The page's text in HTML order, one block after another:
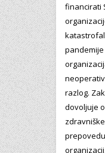
financirati
razlog.
dovoljuje